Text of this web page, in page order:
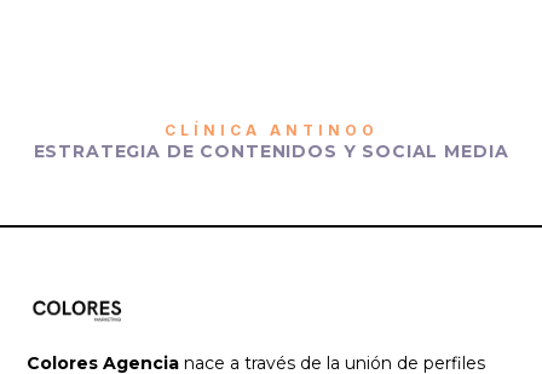
CLÍNICA ANTINOO
ESTRATEGIA DE CONTENIDOS Y SOCIAL MEDIA
Colores Agencia nace a través de la unión de perfiles